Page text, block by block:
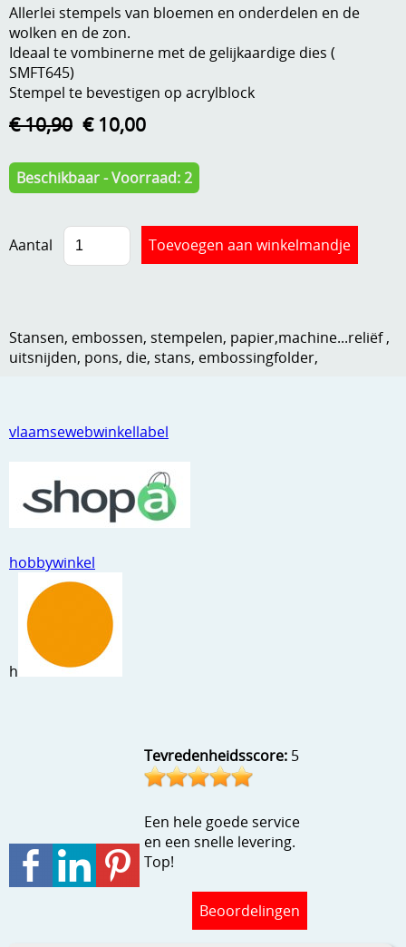
Handige extra's
Hechtingsmaterialen
Hout , MDF, kartonmateriaal, steen
Kleurmateriaal-tekenmateriaal
Knipvellen
Leuke versieringen
Merken
Papier en karton
Speciaal papier
Stans machine en embossing machines
Stempels en zo
Template, mask, stencils, grids
Wat nog, een creatief kijkje
vlaamsewebwinkellabel
hobbywinkel
h
Tevredenheidsscore: 5
Een hele goede service
en een snelle levering.
Top!
Beoordelingen
Allerlei stempels van bloemen en onderdelen en de
wolken en de zon.
Ideaal te vombinerne met de gelijkaardige dies (
SMFT645)
Stempel te bevestigen op acrylblock
€ 10,90 € 10,00
Beschikbaar - Voorraad: 2
Aantal
Stansen, embossen, stempelen, papier,machine...reliëf ,
uitsnijden, pons, die, stans, embossingfolder,